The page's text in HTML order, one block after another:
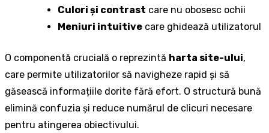
Culori și contrast care nu obosesc ochii
Meniuri intuitive care ghidează utilizatorul
O componentă crucială o reprezintă harta site-ului,
care permite utilizatorilor să navigheze rapid și să
găsească informațiile dorite fără efort. O structură bună
elimină confuzia și reduce numărul de clicuri necesare
pentru atingerea obiectivului.